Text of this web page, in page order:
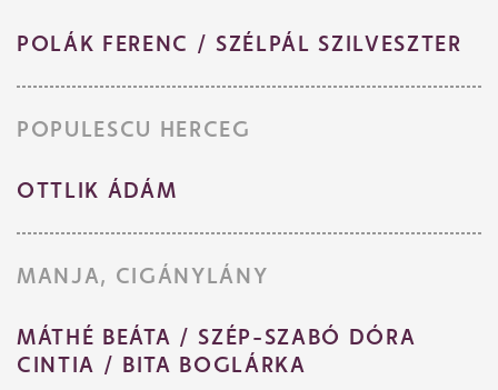
POLÁK FERENC / SZÉLPÁL SZILVESZTER
POPULESCU HERCEG
OTTLIK ÁDÁM
MANJA, CIGÁNYLÁNY
MÁTHÉ BEÁTA / SZÉP-SZABÓ DÓRA
CINTIA / BITA BOGLÁRKA